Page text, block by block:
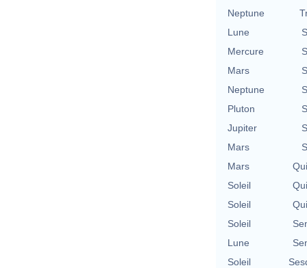
Neptune
Lune
Mercure
Mars
Neptune
Pluton
Jupiter
Mars
Mars
Soleil
Soleil
Soleil
Lune
Soleil